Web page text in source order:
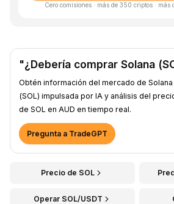
Cero comisiones · más de 350 criptos ·
"¿Debería comprar Solana
Obtén información del mercado de Solana
(SOL) impulsada por IA y análisis del
de SOL en AUD en tiempo real.
Pregunta a TradeGPT
Precio de SOL
Operar SOL/USDT